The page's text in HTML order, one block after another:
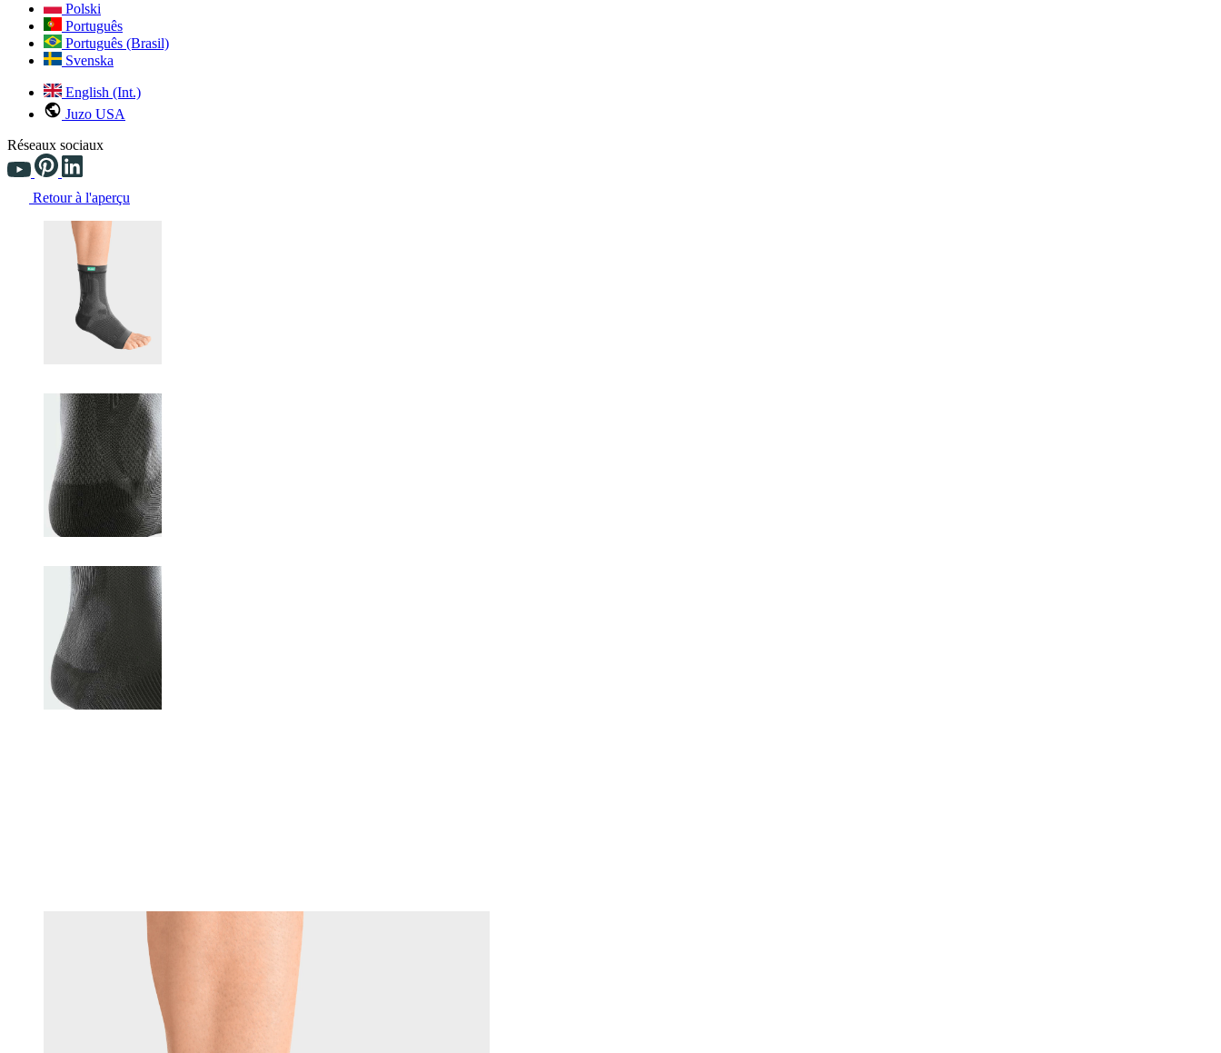
Polski
Português
Português (Brasil)
Svenska
English (Int.)
Juzo USA
Réseaux sociaux
Retour à l'aperçu